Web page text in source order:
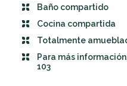
Baño compartido
Cocina compartida
Totalmente
Para más
103